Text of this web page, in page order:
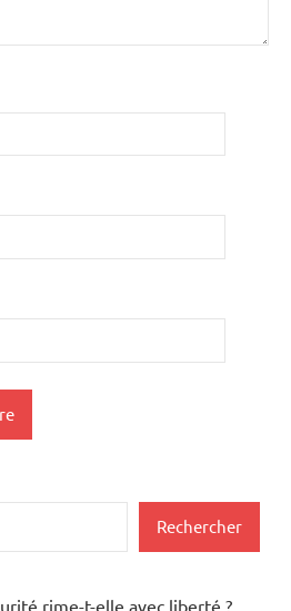
Rechercher
rime-t-elle avec liberté ?